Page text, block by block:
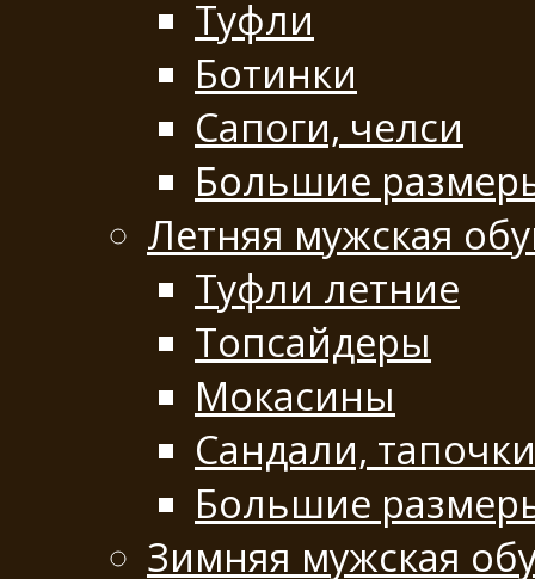
Туфли
Ботинки
Сапоги, челси
Большие
Летняя мужская
Туфли летние
Топсайдеры
Мокасины
Сандали,
Большие
Зимняя мужская